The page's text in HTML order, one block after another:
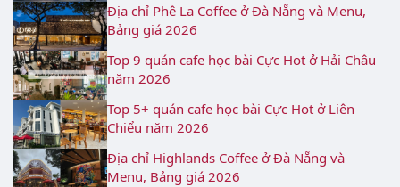
Địa chỉ Phê La Coffee ở Đà Nẵng và Menu,
Bảng giá 2026
Top 9 quán cafe học bài Cực Hot ở Hải Châu
năm 2026
Top 5+ quán cafe học bài Cực Hot ở Liên
Chiểu năm 2026
Địa chỉ Highlands Coffee ở Đà Nẵng và
Menu, Bảng giá 2026